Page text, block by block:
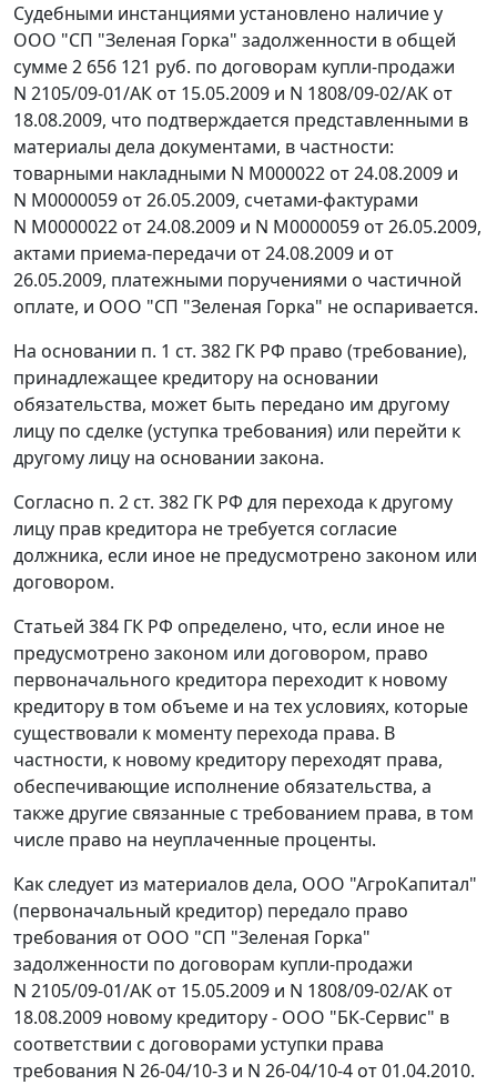
Судебными инстанциями установлено наличие у
ООО "СП "Зеленая Горка" задолженности в общей
сумме 2 656 121 руб. по договорам купли-продажи
N 2105/09-01/АК от 15.05.2009 и N 1808/09-02/АК от
18.08.2009, что подтверждается представленными в
материалы дела документами, в частности:
товарными накладными N М000022 от 24.08.2009 и
N М0000059 от 26.05.2009, счетами-фактурами
N М0000022 от 24.08.2009 и N М0000059 от 26.05.2009,
актами приема-передачи от 24.08.2009 и от
26.05.2009, платежными поручениями о частичной
оплате, и ООО "СП "Зеленая Горка" не оспаривается.
На основании п. 1 ст. 382 ГК РФ право (требование),
принадлежащее кредитору на основании
обязательства, может быть передано им другому
лицу по сделке (уступка требования) или перейти к
другому лицу на основании закона.
Согласно п. 2 ст. 382 ГК РФ для перехода к другому
лицу прав кредитора не требуется согласие
должника, если иное не предусмотрено законом или
договором.
Статьей 384 ГК РФ определено, что, если иное не
предусмотрено законом или договором, право
первоначального кредитора переходит к новому
кредитору в том объеме и на тех условиях, которые
существовали к моменту перехода права. В
частности, к новому кредитору переходят права,
обеспечивающие исполнение обязательства, а
также другие связанные с требованием права, в том
числе право на неуплаченные проценты.
Как следует из материалов дела, ООО "АгроКапитал"
(первоначальный кредитор) передало право
требования от ООО "СП "Зеленая Горка"
задолженности по договорам купли-продажи
N 2105/09-01/АК от 15.05.2009 и N 1808/09-02/АК от
18.08.2009 новому кредитору - ООО "БК-Сервис" в
соответствии с договорами уступки права
требования N 26-04/10-3 и N 26-04/10-4 от 01.04.2010.